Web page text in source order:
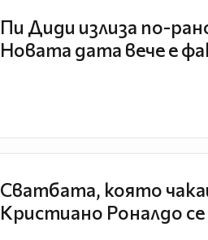
Пи Диди излиза по-
Новата дата вече е
Сватбата, която
Кристиано Роналдо се